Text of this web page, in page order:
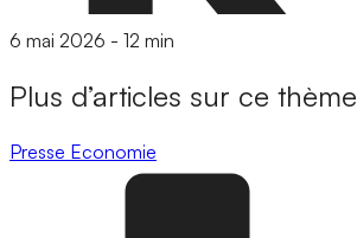
6 mai 2026 - 12 min
Plus d’articles sur ce thème
Presse Economie